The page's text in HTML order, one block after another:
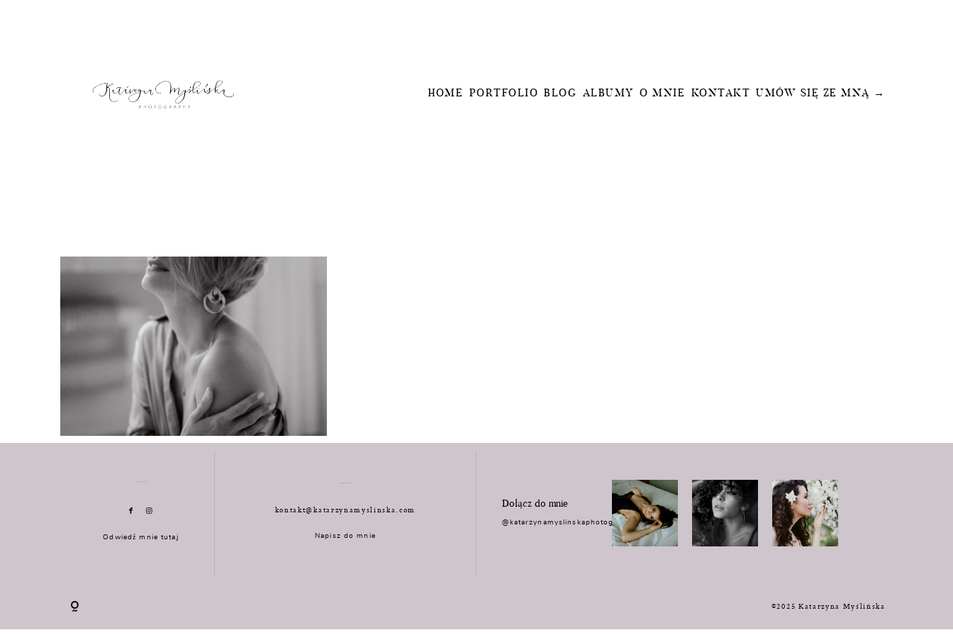
HOME PORTFOLIO BLOG ALBUMY O MNIE KONTAKT UMÓW SIĘ ZE MNĄ →
Odwiedź mnie tutaj
kontakt@katarzynamyslinska.com
Napisz do mnie
Dołącz do mnie
@katarzynamyslinskaphotography
©2025 Katarzyna Myślińska